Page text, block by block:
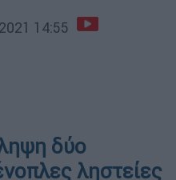
14:55
δύο
ληστείες